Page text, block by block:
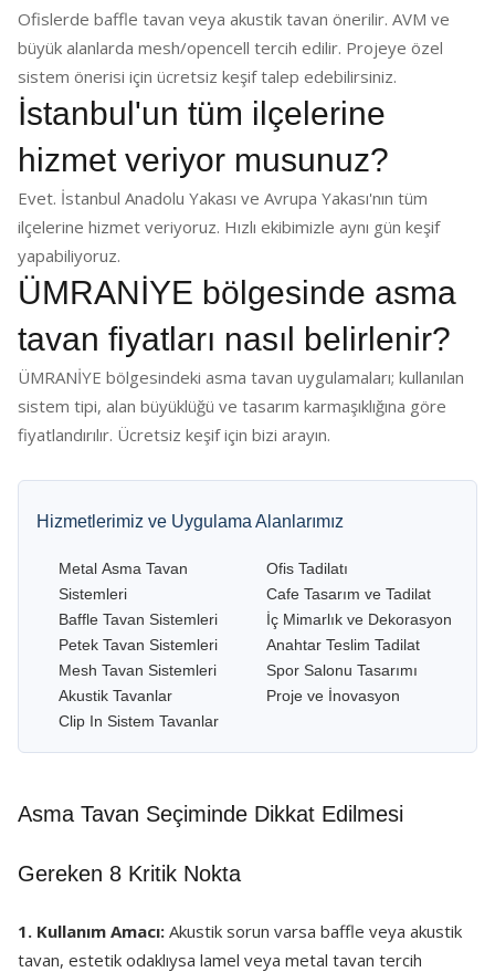
Ofislerde baffle tavan veya akustik tavan önerilir. AVM ve
büyük alanlarda mesh/opencell tercih edilir. Projeye özel
sistem önerisi için ücretsiz keşif talep edebilirsiniz.
İstanbul'un tüm ilçelerine
hizmet veriyor musunuz?
Evet. İstanbul Anadolu Yakası ve Avrupa Yakası'nın tüm
ilçelerine hizmet veriyoruz. Hızlı ekibimizle aynı gün keşif
yapabiliyoruz.
ÜMRANİYE bölgesinde asma
tavan fiyatları nasıl belirlenir?
ÜMRANİYE bölgesindeki asma tavan uygulamaları; kullanılan
sistem tipi, alan büyüklüğü ve tasarım karmaşıklığına göre
fiyatlandırılır. Ücretsiz keşif için bizi arayın.
Hizmetlerimiz ve Uygulama Alanlarımız
Metal Asma Tavan
Sistemleri
Baffle Tavan Sistemleri
Petek Tavan Sistemleri
Mesh Tavan Sistemleri
Akustik Tavanlar
Clip In Sistem Tavanlar
Ofis Tadilatı
Cafe Tasarım ve Tadilat
İç Mimarlık ve Dekorasyon
Anahtar Teslim Tadilat
Spor Salonu Tasarımı
Proje ve İnovasyon
Asma Tavan Seçiminde Dikkat Edilmesi
Gereken 8 Kritik Nokta
1. Kullanım Amacı: Akustik sorun varsa baffle veya akustik
tavan, estetik odaklıysa lamel veya metal tavan tercih